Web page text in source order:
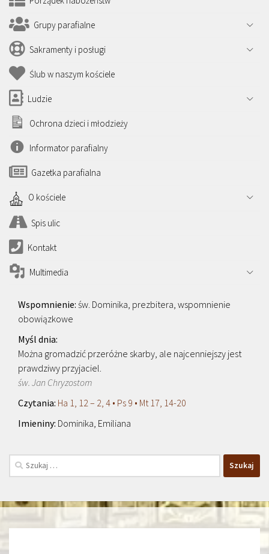
Grupy parafialne
Sakramenty i posługi
Ślub w naszym kościele
Ludzie
Ochrona dzieci i młodzieży
Informator parafialny
Gazetka parafialna
O kościele
Spis ulic
Kontakt
Multimedia
św. Dominika, prezbitera, wspomnienie
obowiązkowe
Można gromadzić przeróżne skarby, ale najcenniejszy jest
prawdziwy przyjaciel.
św. Jan Chryzostom
Ha 1, 12 – 2, 4 • Ps 9 • Mt 17, 14-20
Dominika, Emiliana
Szukaj: